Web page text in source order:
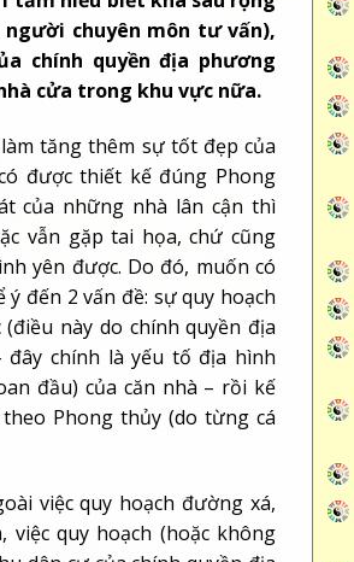
người chuyên môn tư vấn),
chính quyền địa phương
cửa trong khu vực nữa.
tăng thêm sự tốt đẹp của
được thiết kế đúng Phong
của những nhà lân cận thì
vẫn gặp tai họa, chứ cũng
yên được. Do đó, muốn có
đến 2 vấn đề: sự quy hoạch
này do chính quyền địa
chính là yếu tố địa hình
đầu) của căn nhà – rồi kế
Phong thủy (do từng cá
việc quy hoạch đường xá,
quy hoạch (hoặc không